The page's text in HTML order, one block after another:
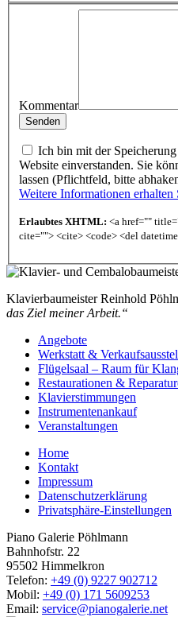
Kommentar
Ich bin mit der
Website einverstanden. Sie
lassen (Pflichtfeld, bitte
Weitere Informationen
Erlaubtes XHTML: <a href=""
cite=""> <cite> <code> <del
Klavierbaumeister Reinhold
das Ziel meiner Arbeit.“
Angebote
Werkstatt &
Flügelsaal – Raum für
Restaurationen &
Klavierstimmungen
Instrumentenankauf
Veranstaltungen
Home
Kontakt
Impressum
Datenschutzerklärung
Privatsphäre-Einstellungen
Piano Galerie Pöhlmann
Bahnhofstr. 22
95502 Himmelkron
Telefon: +49 (0) 9227 902712
Mobil: +49 (0) 171 5609253
Email: service@pianogalerie.net